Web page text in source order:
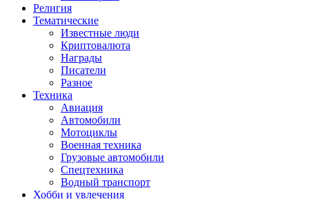
Религия
Тематические
Известные люди
Криптовалюта
Награды
Писатели
Разное
Техника
Авиация
Автомобили
Мотоциклы
Военная техника
Грузовые автомобили
Спецтехника
Водный транспорт
Хобби и увлечения